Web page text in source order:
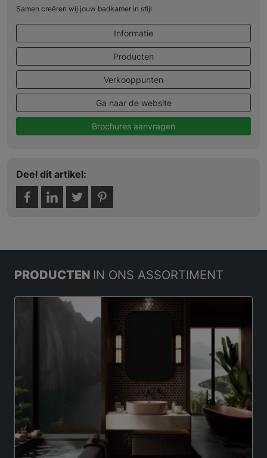
Samen creëren wij jouw badkamer in stijl
Informatie
Producten
Verkooppunten
Ga naar de website
Brochures aanvragen
Deel dit artikel:
PRODUCTEN IN ONS ASSORTIMENT